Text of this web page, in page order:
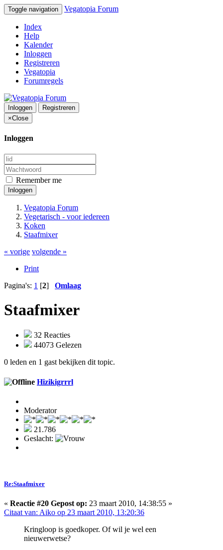
Toggle navigation Vegatopia Forum
Index
Help
Kalender
Inloggen
Registreren
Vegatopia
Forumregels
Inloggen
Registreren
×Close
Inloggen
Remember me
Inloggen
Vegatopia Forum
Vegetarisch - voor iedereen
Koken
Staafmixer
« vorige volgende »
Print
Pagina's: 1 [2] Omlaag
Staafmixer
32 Reacties
44073 Gelezen
0 leden en 1 gast bekijken dit topic.
Hizikigrrrl
Moderator
21.786
Geslacht:
Re:Staafmixer
« Reactie #20 Gepost op: 23 maart 2010, 14:38:55 »
Citaat van: Aiko op 23 maart 2010, 13:20:36
Kringloop is goedkoper. Of wil je wel een
nieuwerwetse?